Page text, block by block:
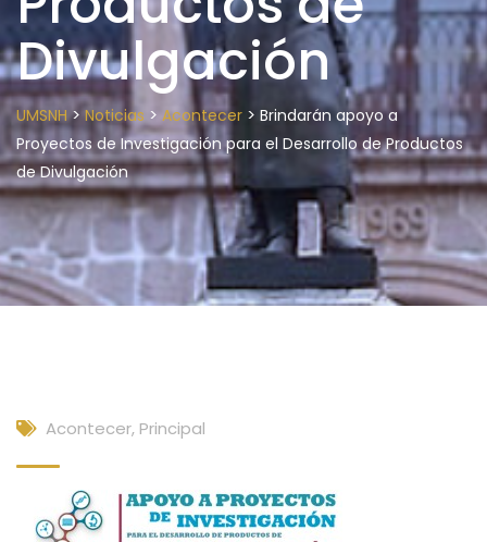
Divulgación
UMSNH> Noticias > Acontecer > Brindarán apoyo a
Proyectos de Investigación para el Desarrollo de Productos
de Divulgación
Acontecer, Principal